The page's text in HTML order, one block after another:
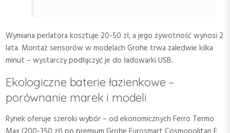
Wymiana perlatora kosztuje 20-50 zł, a jego żywotność wynosi 2
lata. Montaż sensorów w modelach Grohe trwa zaledwie kilka
minut – wystarczy podłączyć je do ładowarki USB.
Ekologiczne baterie łazienkowe –
porównanie marek i modeli
Rynek oferuje szeroki wybór – od ekonomicznych Ferro Termo